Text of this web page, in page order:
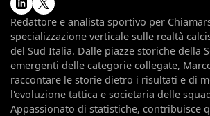
Redattore e analista sportivo per
specializzazione verticale sulle realtà
del Sud Italia. Dalle piazze storiche della
emergenti delle categorie collegate,
raccontare le storie dietro i risultati e di
l'evoluzione tattica e societaria delle
Appassionato di statistiche, contribuisce